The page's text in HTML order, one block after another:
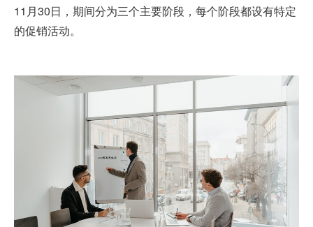
11月30日，期间分为三个主要阶段，每个阶段都设有特定
的促销活动。